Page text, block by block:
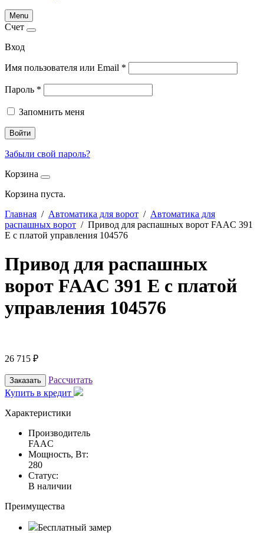
Menu
Счет
Вход
Имя пользователя или Email *
Пароль *
Запомнить меня
Войти
Забыли свой пароль?
Корзина
Корзина пуста.
Главная / Автоматика для ворот / Автоматика для
распашных ворот / Привод для распашных ворот FAAC 391
Е с платой управления 104576
Привод для распашных
ворот FAAC 391 Е с платой
управления 104576
26 715 ₽
Заказать
Рассчитать
Купить в кредит
Характеристики
Производитель
FAAC
Мощность, Вт:
280
Статус:
В наличии
Преимущества
Бесплатный замер